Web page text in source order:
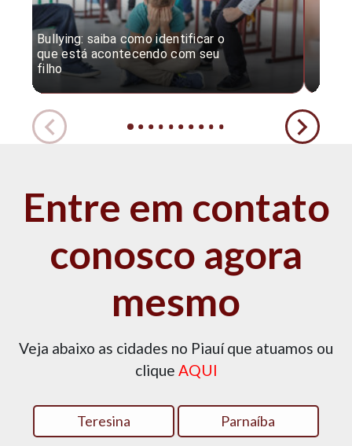
Bullying: saiba como identificar o
que está acontecendo com seu
filho
Entre em contato
conosco agora
mesmo
Veja abaixo as cidades no Piauí que atuamos ou
clique AQUI
Teresina Parnaíba